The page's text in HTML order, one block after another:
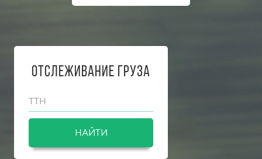
Отслеживание груза
ТТН
НАЙТИ